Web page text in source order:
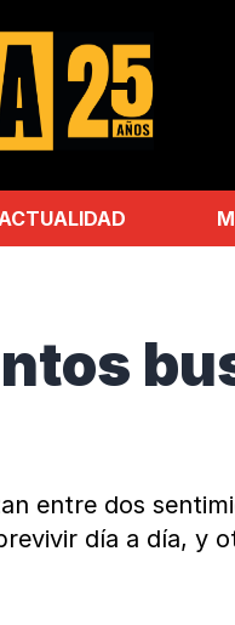
entre dos
día a día, y